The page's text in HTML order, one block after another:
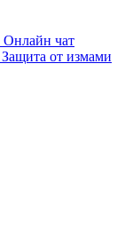
Онлайн чат
Защита от измами